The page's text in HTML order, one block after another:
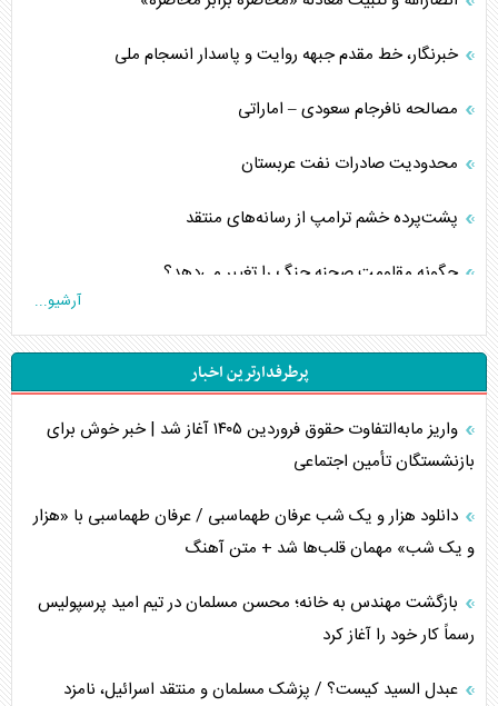
خبرنگار، خط مقدم جبهه روایت و پاسدار انسجام ملی
مصالحه نافرجام سعودی – اماراتی
محدودیت صادرات نفت عربستان
پشت‌پرده خشم ترامپ از رسانه‌های منتقد
چگونه مقاومت صحنه جنگ را تغییر می‌دهد؟
جنگ رمضان و معضل حضور نظامیان آمریکایی
تحلیل جامع پدیده تراستی‌ها
تأثیر جنگ ایران و آمریکا بر اقتصاد جهانی
اربعین، کابوس مشترک تل‌آویو-واشنگتن
برنامه هفتم توسعه در نقطه کور سیاستگذاری
کنوانسیون دریای خزر در راستای منافع ملی است؟
آرشیو...
پرطرفدارترین اخبار
واریز مابه‌التفاوت حقوق فروردین ۱۴۰۵ آغاز شد | خبر خوش برای
بازنشستگان تأمین اجتماعی
دانلود هزار و یک شب عرفان طهماسبی / عرفان طهماسبی با «هزار
و یک شب» مهمان قلب‌ها شد + متن آهنگ
بازگشت مهندس به خانه؛ محسن مسلمان در تیم امید پرسپولیس
رسماً کار خود را آغاز کرد
عبدل السید کیست؟ / پزشک مسلمان و منتقد اسرائیل، نامزد